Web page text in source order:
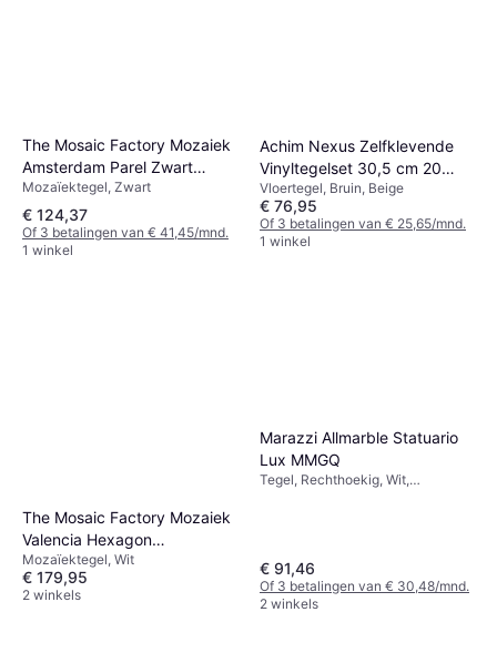
The Mosaic Factory Mozaiek
Amsterdam Parel Zwart
2.0x2.0
Mozaïektegel, Zwart
€ 124,37
Of 3 betalingen van € 41,45/mnd.
1 winkel
Achim Nexus Zelfklevende
Vinyltegelset 30,5 cm 20
Stuks
Vloertegel, Bruin, Beige
€ 76,95
Of 3 betalingen van € 25,65/mnd.
1 winkel
The Mosaic Factory Mozaiek
Valencia Hexagon
Marmerprint Wit 4.4x5.0 cm
Mozaïektegel, Wit
€ 179,95
2 winkels
Marazzi Allmarble Statuario
Lux MMGQ
Tegel, Rechthoekig, Wit,
€ 91,46
Of 3 betalingen van € 30,48/mnd.
2 winkels